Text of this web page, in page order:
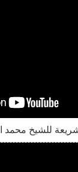
للشيخ محمد